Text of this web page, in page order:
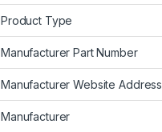
Product Type
Manufacturer Part Number
Manufacturer Website Address
Manufacturer